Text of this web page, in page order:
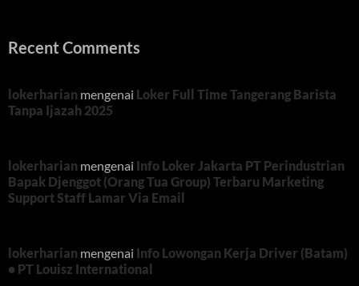
Recent Comments
lokerharian mengenai Loker Full Time Tangerang Barista
Tanpa Ijazah 2025
lokerharian mengenai Info Loker Jakarta PT Perindustrian
Bapak Djenggot (Orang Tua Group) Terbaru Marketing
Support Staff Lamar Via Email
lokerharian mengenai Info Lowongan Kerja Driver (Batam)
• PT Louisz International